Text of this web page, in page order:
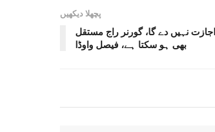
پچھلا دیکھیں
نہیں دے گا، گورنر راج مستقل
بھی ہو سکتا ہے، فیصل واوڈا